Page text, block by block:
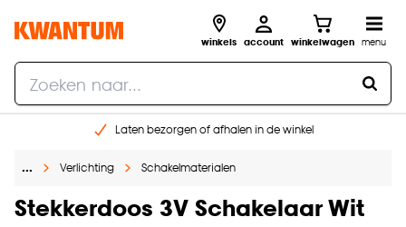
winkels account winkelwagen menu
Laten bezorgen of afhalen in de winkel
Gratis raam advies en inmeten aan huis
… Verlichting Schakelmaterialen
Stekkerdoos 3V Schakelaar Wit